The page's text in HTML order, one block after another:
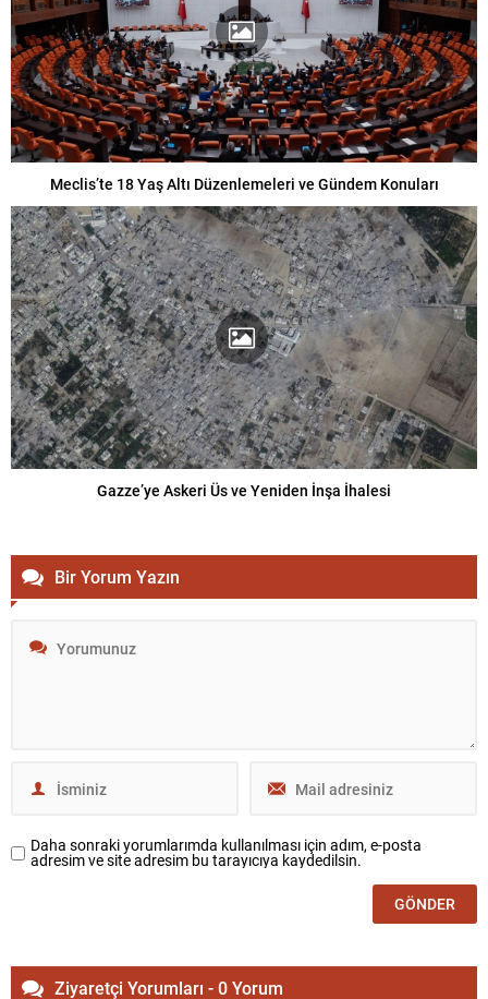
Meclis’te 18 Yaş Altı Düzenlemeleri ve Gündem Konuları
Gazze’ye Askeri Üs ve Yeniden İnşa İhalesi
Bir Yorum Yazın
Daha sonraki yorumlarımda kullanılması için adım, e-posta
adresim ve site adresim bu tarayıcıya kaydedilsin.
Ziyaretçi Yorumları - 0 Yorum